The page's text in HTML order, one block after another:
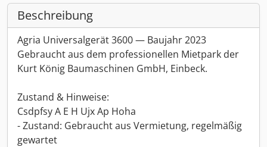
Beschreibung
Agria Universalgerät 3600 — Baujahr 2023
Gebraucht aus dem professionellen Mietpark der
Kurt König Baumaschinen GmbH, Einbeck.
Zustand & Hinweise:
Csdpfsy A E H Ujx Ap Hoha
- Zustand: Gebraucht aus Vermietung, regelmäßig
gewartet